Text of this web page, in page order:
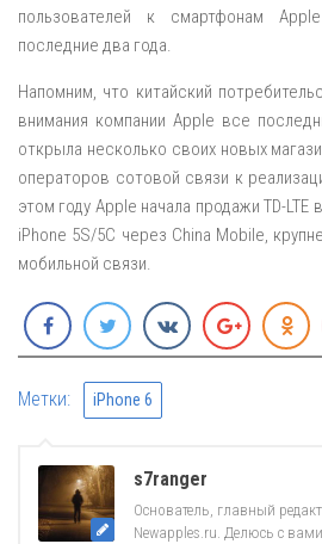
пользователей к смартфонам
последние два года.
Напомним, что китайский
внимания компании Apple все
открыла несколько своих новых
операторов сотовой связи к
этом году Apple начала продажи TD-
iPhone 5S/5C через China Mobile,
мобильной связи.
Метки: iPhone 6
s7ranger
Основатель, главный
Newapples.ru. Делюсь с